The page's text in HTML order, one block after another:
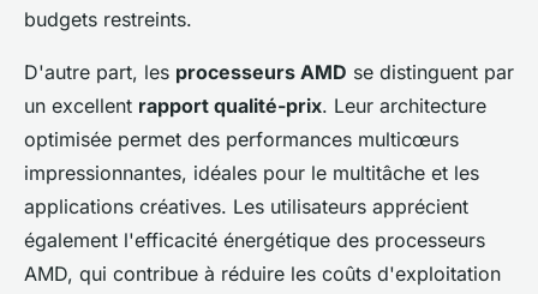
budgets restreints.
D'autre part, les processeurs AMD se distinguent par
un excellent rapport qualité-prix. Leur architecture
optimisée permet des performances multicœurs
impressionnantes, idéales pour le multitâche et les
applications créatives. Les utilisateurs apprécient
également l'efficacité énergétique des processeurs
AMD, qui contribue à réduire les coûts d'exploitation